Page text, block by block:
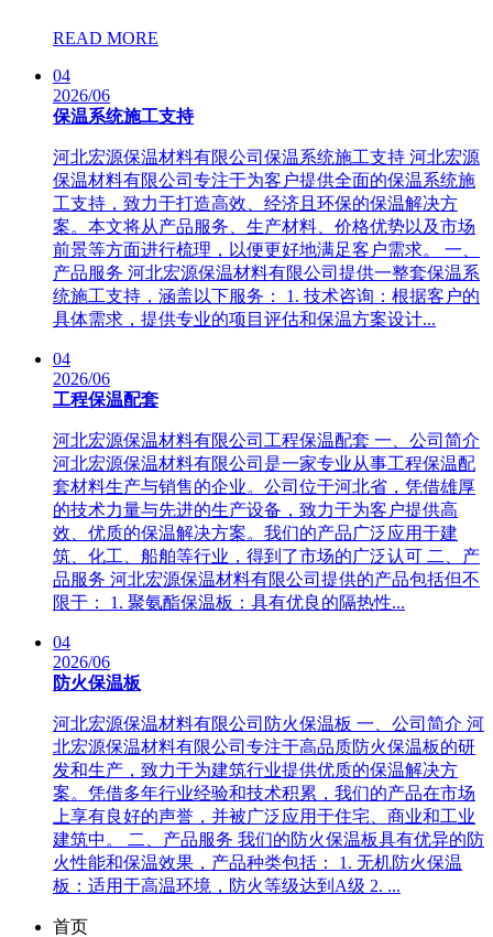
READ MORE
04
2026/06
保温系统施工支持
河北宏源保温材料有限公司保温系统施工支持 河北宏源
保温材料有限公司专注于为客户提供全面的保温系统施
工支持，致力于打造高效、经济且环保的保温解决方
案。本文将从产品服务、生产材料、价格优势以及市场
前景等方面进行梳理，以便更好地满足客户需求。 一、
产品服务 河北宏源保温材料有限公司提供一整套保温系
统施工支持，涵盖以下服务： 1. 技术咨询：根据客户的
具体需求，提供专业的项目评估和保温方案设计...
04
2026/06
工程保温配套
河北宏源保温材料有限公司工程保温配套 一、公司简介
河北宏源保温材料有限公司是一家专业从事工程保温配
套材料生产与销售的企业。公司位于河北省，凭借雄厚
的技术力量与先进的生产设备，致力于为客户提供高
效、优质的保温解决方案。我们的产品广泛应用于建
筑、化工、船舶等行业，得到了市场的广泛认可 二、产
品服务 河北宏源保温材料有限公司提供的产品包括但不
限于： 1. 聚氨酯保温板：具有优良的隔热性...
04
2026/06
防火保温板
河北宏源保温材料有限公司防火保温板 一、公司简介 河
北宏源保温材料有限公司专注于高品质防火保温板的研
发和生产，致力于为建筑行业提供优质的保温解决方
案。凭借多年行业经验和技术积累，我们的产品在市场
上享有良好的声誉，并被广泛应用于住宅、商业和工业
建筑中。 二、产品服务 我们的防火保温板具有优异的防
火性能和保温效果，产品种类包括： 1. 无机防火保温
板：适用于高温环境，防火等级达到A级 2. ...
首页